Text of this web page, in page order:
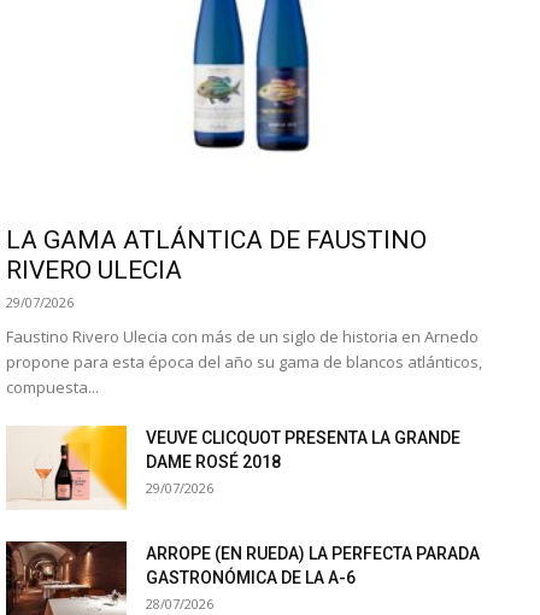
LA GAMA ATLÁNTICA DE FAUSTINO
RIVERO ULECIA
29/07/2026
Faustino Rivero Ulecia con más de un siglo de historia en Arnedo
propone para esta época del año su gama de blancos atlánticos,
compuesta...
VEUVE CLICQUOT PRESENTA LA GRANDE
DAME ROSÉ 2018
29/07/2026
ARROPE (EN RUEDA) LA PERFECTA PARADA
GASTRONÓMICA DE LA A-6
28/07/2026